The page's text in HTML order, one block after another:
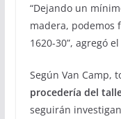
“Dejando un
madera, podemos
1620-30”, agregó
Según Van Camp,
procedería del
seguirán